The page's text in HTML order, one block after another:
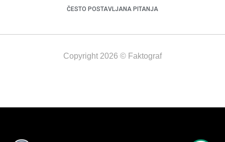
ČESTO POSTAVLJANA PITANJA
Copyright 2026 © Faktograf